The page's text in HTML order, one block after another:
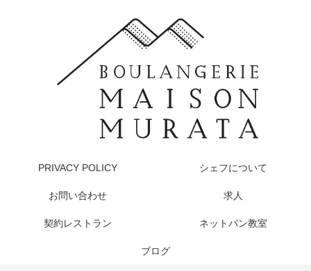
PRIVACY POLICY シェフについて
お問い合わせ 求人
契約レストラン ネットパン教室
ブログ